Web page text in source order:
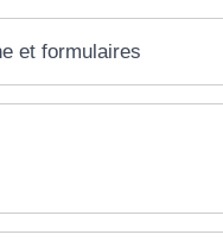
et formulaires